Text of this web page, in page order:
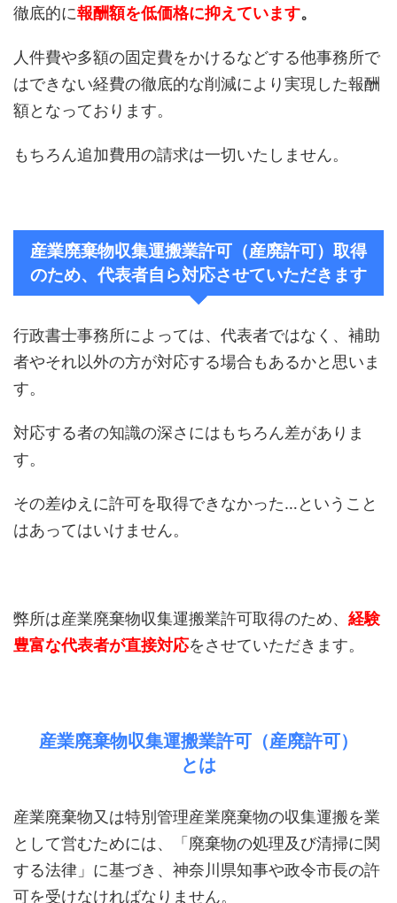
徹底的に報酬額を低価格に抑えています。
人件費や多額の固定費をかけるなどする他事務所で
はできない経費の徹底的な削減により実現した報酬
額となっております。
もちろん追加費用の請求は一切いたしません。
産業廃棄物収集運搬業許可（産廃許可）取得
のため、代表者自ら対応させていただきます
行政書士事務所によっては、代表者ではなく、補助
者やそれ以外の方が対応する場合もあるかと思いま
す。
対応する者の知識の深さにはもちろん差がありま
す。
その差ゆえに許可を取得できなかった…ということ
はあってはいけません。
弊所は産業廃棄物収集運搬業許可取得のため、 経験
豊富な代表者が直接対応をさせていただきます。
産業廃棄物収集運搬業許可（産廃許可）
とは
産業廃棄物又は特別管理産業廃棄物の収集運搬を業
として営むためには、「廃棄物の処理及び清掃に関
する法律」に基づき、神奈川県知事や政令市長の許
可を受けなければなりません。